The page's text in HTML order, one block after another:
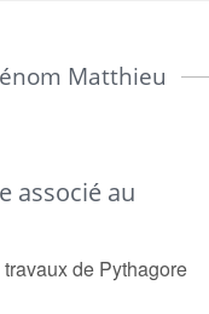
Matthieu
associé au
de Pythagore